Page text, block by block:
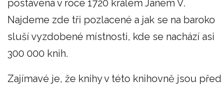
postavená v roce 1720 králem Janem V.
Najdeme zde tři pozlacené a jak se na baroko
sluší vyzdobené místnosti, kde se nachází asi
300 000 knih.
Zajímavé je, že knihy v této knihovně jsou před